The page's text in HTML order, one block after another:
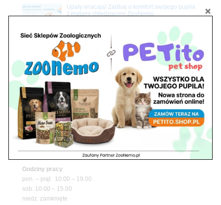
Upały wracają! Zadbaj o komfort swojego pupila
z matami chłodzącymi ZooNemo
Petito Pet Shop – Internetowy Sklep Zoologiczny
Online! Wszystko Dla Twojego Pupila | ZooNemo
Znajdź nas
Adres
05-120 Legionowo
ul. Piłsudskiego 31,
pawilon 134
tel./fax. 22 784 71 96
Godziny pracy
pon. – piąt. 10.00 – 19.00
sob. 10.00 – 15.00
niedz. zamknięte